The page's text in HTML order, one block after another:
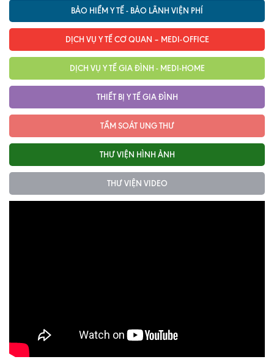
BẢO HIỂM Y TẾ - BẢO LÃNH VIỆN PHÍ
DỊCH VỤ Y TẾ CƠ QUAN – MEDI-OFFICE
DỊCH VỤ Y TẾ GIA ĐÌNH - MEDI-HOME
THIẾT BỊ Y TẾ GIA ĐÌNH
TẦM SOÁT UNG THƯ
THƯ VIỆN HÌNH ẢNH
THƯ VIỆN VIDEO